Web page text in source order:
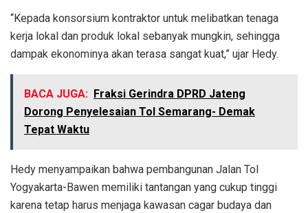
“Kepada konsorsium kontraktor untuk melibatkan tenaga
kerja lokal dan produk lokal sebanyak mungkin, sehingga
dampak ekonominya akan terasa sangat kuat,” ujar Hedy.
BACA JUGA: Fraksi Gerindra DPRD Jateng
Dorong Penyelesaian Tol Semarang- Demak
Tepat Waktu
Hedy menyampaikan bahwa pembangunan Jalan Tol
Yogyakarta-Bawen memiliki tantangan yang cukup tinggi
karena tetap harus menjaga kawasan cagar budaya dan